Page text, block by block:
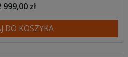
999,00 zł
DO KOSZYKA